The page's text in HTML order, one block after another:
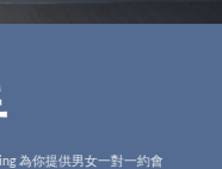
為你提供男女一對一約會